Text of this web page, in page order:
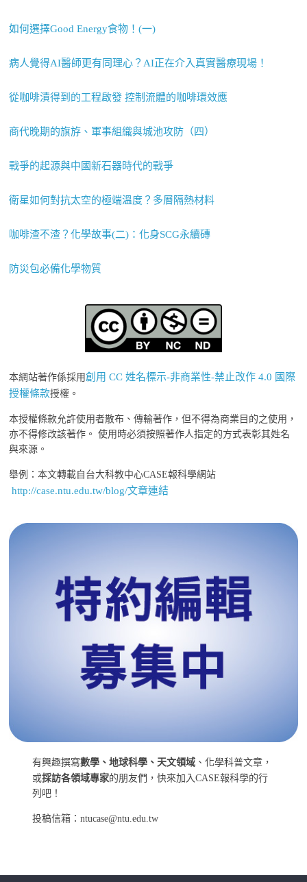
如何選擇Good Energy食物！(一)
病人覺得AI醫師更有同理心？AI正在介入真實醫療現場！
從咖啡漬得到的工程啟發 控制流體的咖啡環效應
商代晚期的旗斿、軍事組織與城池攻防（四）
戰爭的起源與中國新石器時代的戰爭
衛星如何對抗太空的極端溫度？多層隔熱材料
咖啡渣不渣？化學故事(二)：化身SCG永續磚
防災包必備化學物質
本網站著作係採用創用 CC 姓名標示-非商業性-禁止改作 4.0 國際
授權條款授權。
本授權條款允許使用者散布、傳輸著作，但不得為商業目的之使用，
亦不得修改該著作。 使用時必須按照著作人指定的方式表彰其姓名
與來源。
舉例：本文轉載自台大科教中心CASE報科學網站
http://case.ntu.edu.tw/blog/文章連結
有興趣撰寫數學、地球科學、天文領域 、化學科普文章，
或採訪各領域專家的朋友們，快來加入CASE報科學的行
列吧！
投稿信箱：ntucase@ntu.edu.tw